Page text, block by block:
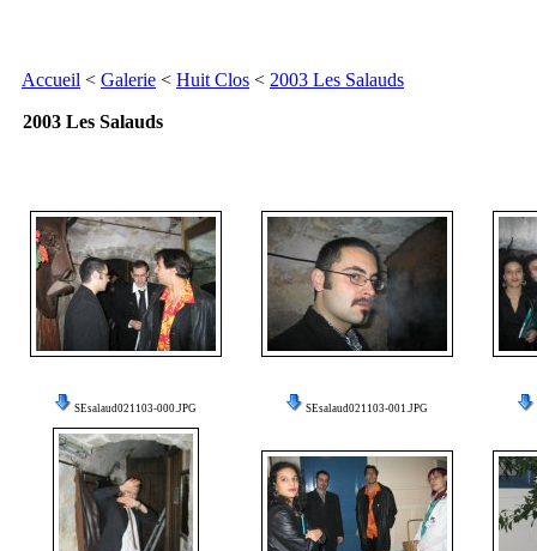
Accueil < Galerie < Huit Clos < 2003 Les Salauds
2003 Les Salauds
SEsalaud021103-000.JPG SEsalaud021103-001.JPG